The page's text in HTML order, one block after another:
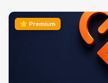
⭐ Premium